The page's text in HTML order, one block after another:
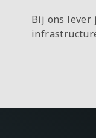
Bij ons lever